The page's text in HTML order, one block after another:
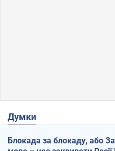
Думки
Блокада за блокаду, або